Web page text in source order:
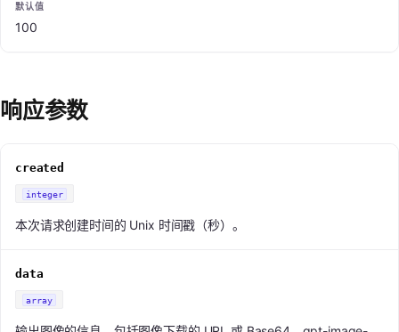
100
响应参数
created
integer
本次请求创建时间的 Unix 时间戳（秒）。
data
array